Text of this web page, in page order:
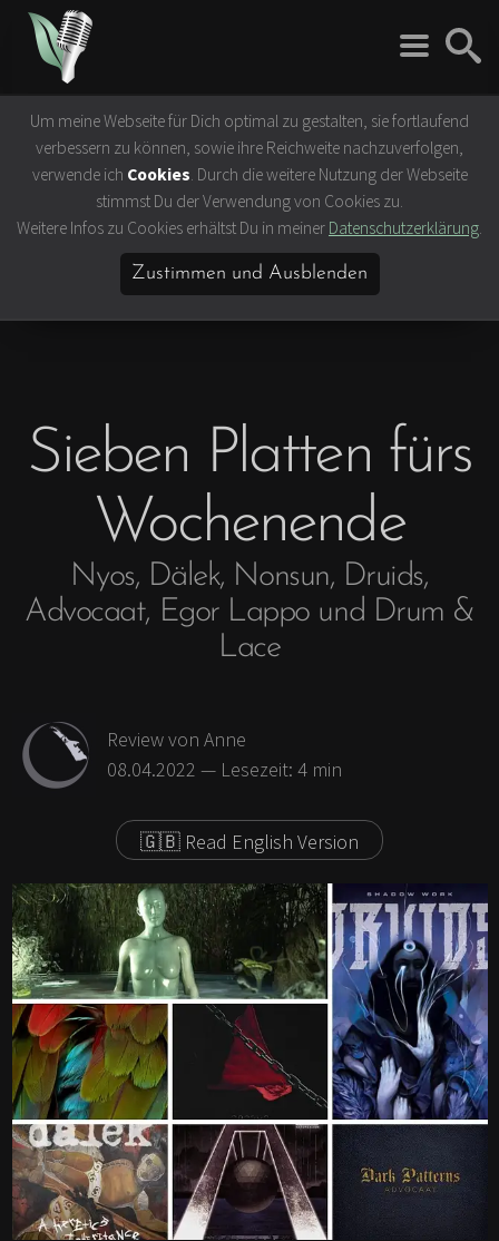
Rock 'n' Roll
Interviews
Konzerte
Vegan
Tierrechte
Klima- &
Umweltschutz
Ernährung &
Gesundheit
Lifestyle
Antifaschismus und
Feminismus
Achtsamkeit
Fair Fashion & Beauty
Slow Travel
Ausflug
Britische Inseln
Fernweh
Buch kaufen
Um meine Webseite für Dich optimal zu gestalten, sie fortlaufend
verbessern zu können, sowie ihre Reichweite nachzuverfolgen,
verwende ich Cookies . Durch die weitere Nutzung der Webseite
stimmst Du der Verwendung von Cookies zu.
Weitere Infos zu Cookies erhältst Du in meiner Datenschutzerklärung
Zustimmen und Ausblenden
Sieben Platten fürs
Wochenende
Nyos, Dälek, Nonsun, Druids,
Advocaat, Egor Lappo und Drum &
Lace
Reviewvon Anne
08.04.2022 — Lesezeit: 4 min
🇬🇧 Read English Version